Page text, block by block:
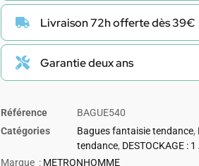
Livraison 72h offerte dès 39€
Garantie deux ans
Référence
BAGUE540
Catégories
Bagues fantaisie tendance,
tendance, DESTOCKAGE :
Marque : METRONHOMME